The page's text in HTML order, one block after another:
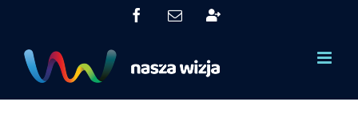
FacebookEmailSystem
(SOP)